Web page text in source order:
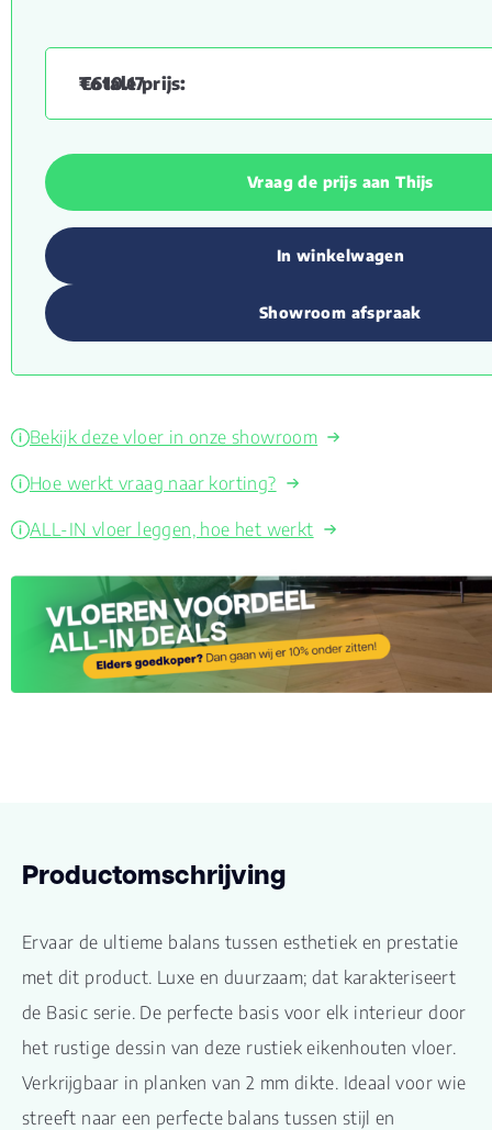
€610.17
Vraag de prijs aan Thijs
In winkelwagen
Showroom afspraak
Bekijk deze vloer in onze showroom
Hoe werkt vraag naar korting?
ALL-IN vloer leggen, hoe het werkt
Productomschrijving
Ervaar de ultieme balans tussen esthetiek en prestatie
met dit product. Luxe en duurzaam; dat karakteriseert
de Basic serie. De perfecte basis voor elk interieur door
het rustige dessin van deze rustiek eikenhouten vloer.
Verkrijgbaar in planken van 2 mm dikte. Ideaal voor wie
streeft naar een perfecte balans tussen stijl en